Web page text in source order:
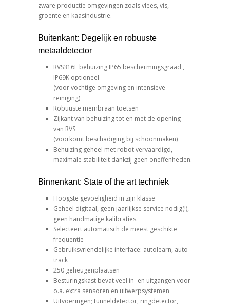
zware productie omgevingen zoals vlees, vis,
groente en kaasindustrie.
Buitenkant: Degelijk en robuuste
metaaldetector
RVS316L behuizing IP65 beschermingsgraad ,
IP69K optioneel
(voor vochtige omgeving en intensieve
reiniging)
Robuuste membraan toetsen
Zijkant van behuizing tot en met de opening
van RVS
(voorkomt beschadiging bij schoonmaken)
Behuizing geheel met robot vervaardigd,
maximale stabiliteit dankzij geen oneffenheden.
Binnenkant: State of the art techniek
Hoogste gevoeligheid in zijn klasse
Geheel digitaal, geen jaarlijkse service nodig(!),
geen handmatige kalibraties.
Selecteert automatisch de meest geschikte
frequentie
Gebruiksvriendelijke interface: autolearn, auto
track
250 geheugenplaatsen
Besturingskast bevat veel in- en uitgangen voor
o.a. extra sensoren en uitwerpsystemen
Uitvoeringen; tunneldetector, ringdetector,